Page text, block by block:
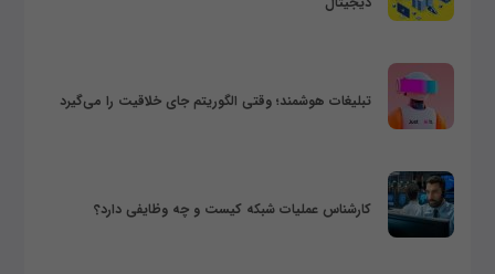
تبلیغات هوشمند؛ وقتی الگوریتم جای خلاقیت را می‌گیرد
کارشناس عملیات شبکه کیست و چه وظایفی دارد؟